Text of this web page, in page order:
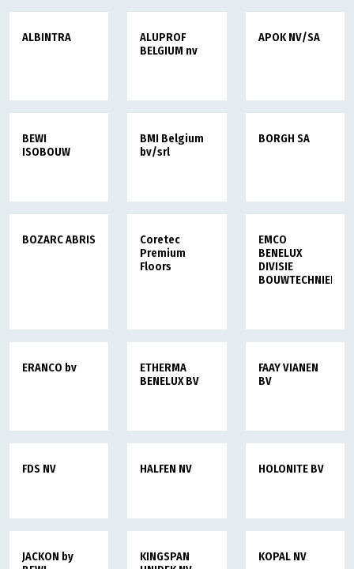
ALBINTRA
ALUPROF
BELGIUM nv
APOK NV/SA
BEWI
ISOBOUW
BMI Belgium
bv/srl
BORGH SA
BOZARC ABRIS
Coretec
Premium
Floors
EMCO
BENELUX
DIVISIE
BOUWTECHNIEK
ERANCO bv
ETHERMA
BENELUX BV
FAAY VIANEN
BV
FDS NV HALFEN NV HOLONITE BV
JACKON by
KINGSPAN
KOPAL NV